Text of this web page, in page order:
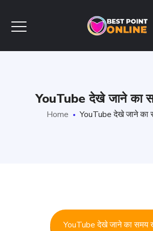
YouTube देखे जाने का
Home YouTube देखे जाने का
YouTube देखे जाने का समय